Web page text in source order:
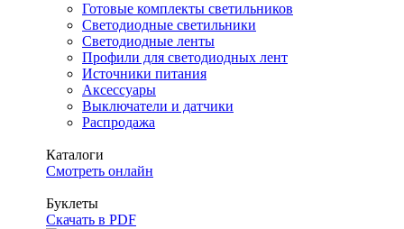
Готовые комплекты светильников
Светодиодные светильники
Светодиодные ленты
Профили для светодиодных лент
Источники питания
Аксессуары
Выключатели и датчики
Распродажа
Каталоги
Смотреть онлайн
Буклеты
Скачать в PDF